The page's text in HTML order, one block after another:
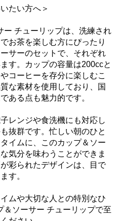
たい方へ＞
ー チューリップは、洗練され
お茶を楽しむ方にぴったり
サーのセットで、それぞれ
す。カップの容量は200ccと
コーヒーを存分に楽しむこ
な素材を使用しており、国
ある点も魅力的です。
レンジや食洗機にも対応し
抜群です。忙しい朝のひと
イムに、このカップ＆ソー
気分を味わうことができま
彩られたデザインは、目で
す。
ムや大切な人との特別なひ
ソーサー チューリップで至